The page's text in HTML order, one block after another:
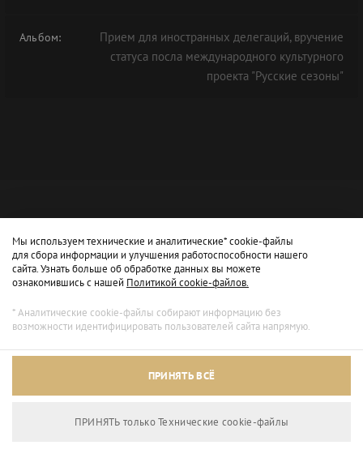
Архивный режим
Альбом:
Прием для иностранных делегаций, вручение
статуса посла международного культурного
проекта "Русские сезоны"
Мы используем технические и аналитические* cookie-файлы
для сбора информации и улучшения работоспособности нашего
сайта. Узнать больше об обработке данных вы можете
ознакомившись с нашей Политикой cookie-файлов.
* Аналитические cookie-файлы собирают информацию без
возможности идентифицировать пользователей сайта напрямую.
ПРИНЯТЬ ВСЁ
ПРИНЯТЬ только Технические сookie-файлы